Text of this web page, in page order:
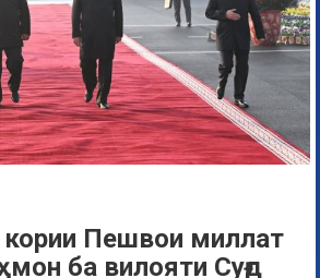
кории Пешвои миллат
ба вилояти Суғд